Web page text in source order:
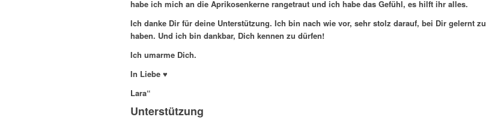
habe ich mich an die Aprikosenkerne rangetraut und ich habe das Gefühl, es hilft ihr alles.
Ich danke Dir für deine Unterstützung. Ich bin nach wie vor, sehr stolz darauf, bei Dir gelernt zu
haben. Und ich bin dankbar, Dich kennen zu dürfen!
Ich umarme Dich.
In Liebe ♥
Lara“
Unterstützung